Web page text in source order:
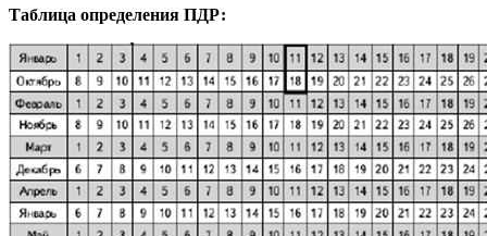
Таблица определения ПДР: